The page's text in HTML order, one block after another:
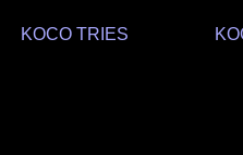
KOCO TRIES